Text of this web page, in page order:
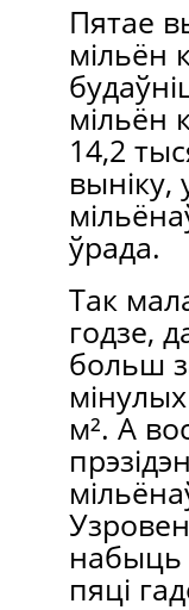
Пятае
мільён
мільён
14,2
ўрада.
Так
годзе,
больш
м². А
набыць
пяці